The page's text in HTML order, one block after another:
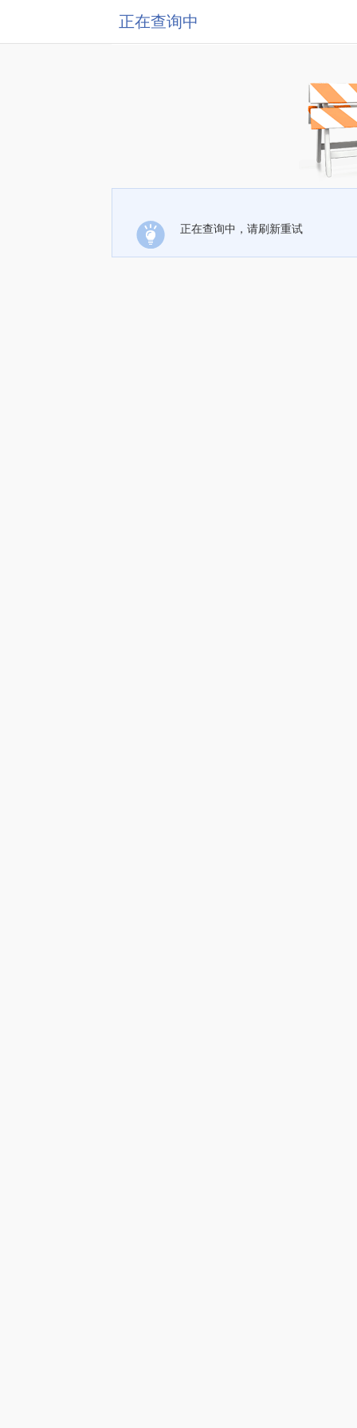
正在查询中
正在查询中，请刷新重试